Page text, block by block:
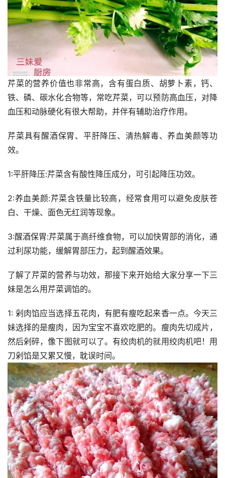
芹菜的营养价值也非常高，含有蛋白质、胡萝卜素，钙、
铁、磷、碳水化合物等，常吃芹菜，可以预防高血压，对降
血压和动脉硬化有很大帮助，并伴有辅助治疗作用。
芹菜具有醒酒保胃、平肝降压、清热解毒、养血美颜等功
效。
1:平肝降压:芹菜含有酸性降压成分，可引起降压功效。
2:养血美颜:芹菜含铁量比较高，经常食用可以避免皮肤苍
白、干燥、面色无红润等现象。
3:醒酒保胃:芹菜属于高纤维食物，可以加快胃部的消化，通
过利尿功能，缓解胃部压力，起到醒酒效果。
了解了芹菜的营养与功效，那接下来开始给大家分享一下三
妹是怎么用芹菜调馅的。
1: 剁肉馅应当选择五花肉，有肥有瘦吃起来香一点。今天三
妹选择的是瘦肉，因为宝宝不喜欢吃肥的。瘦肉先切成片，
然后剁碎，像下图就可以了。有绞肉机的就用绞肉机吧！用
刀剁馅是又累又慢，耽误时间。